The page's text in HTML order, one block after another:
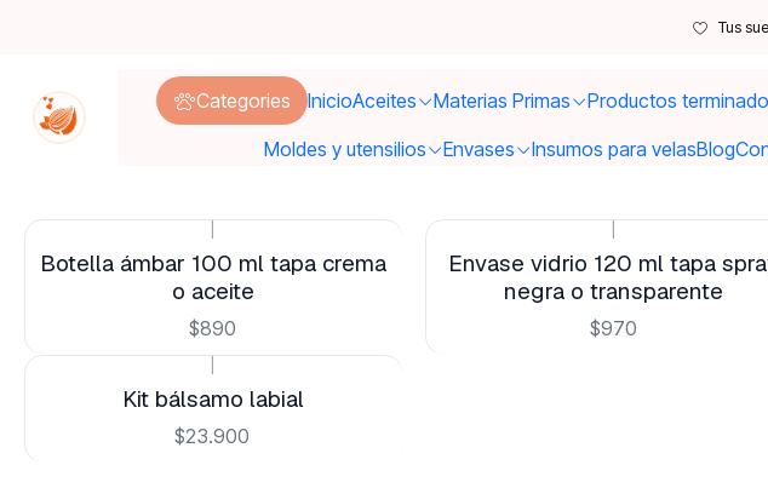
Categories InicioAceites Materias Primas Productos
Moldes y utensilios
Envases Insumos para velasBlog
Tus
Botella ámbar 100 ml tapa crema
o aceite
$890
Envase vidrio 120 ml tapa
negra o transparente
$970
Kit bálsamo labial
$23.900